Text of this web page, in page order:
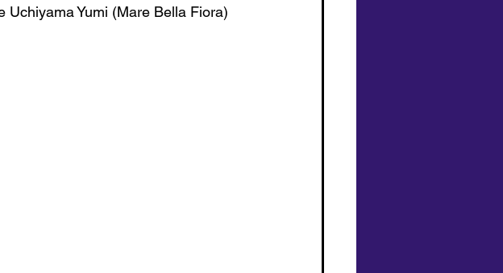
Uchiyama Yumi (Mare Bella Fiora)